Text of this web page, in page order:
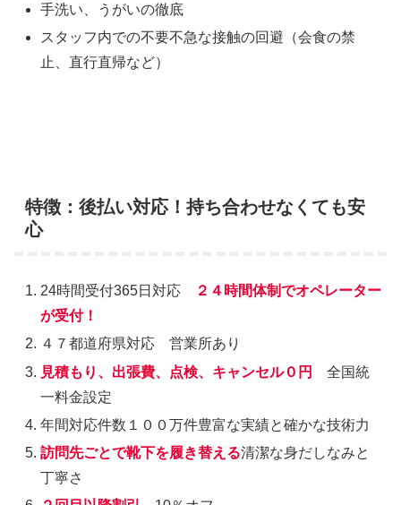
手洗い、うがいの徹底
スタッフ内での不要不急な接触の回避（会食の禁
止、直行直帰など）
特徴：後払い対応！持ち合わせなくても安
心
24時間受付365日対応
２４時間体制でオペレーター
が受付！
４７都道府県対応 営業所あり
見積もり、出張費、点検、キャンセル０円
全国統
一料金設定
年間対応件数１００万件豊富な実績と確かな技術力
訪問先ごとで靴下を履き替える清潔な身だしなみと
丁寧さ